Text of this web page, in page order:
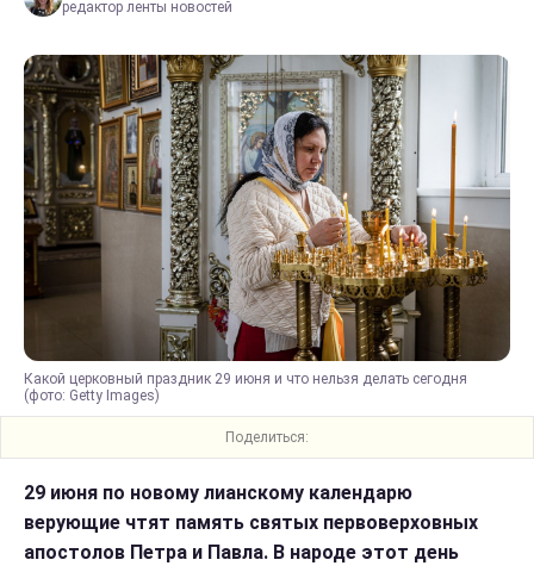
редактор ленты новостей
Какой церковный праздник 29 июня и что нельзя делать сегодня
(фото: Getty Images)
Поделиться:
29 июня по новому лианскому календарю
верующие чтят память святых первоверховных
апостолов Петра и Павла. В народе этот день